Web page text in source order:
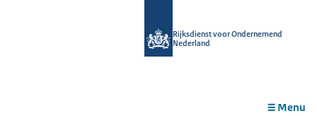
Rijksdienst voor Ondernemend
Nederland
Menu